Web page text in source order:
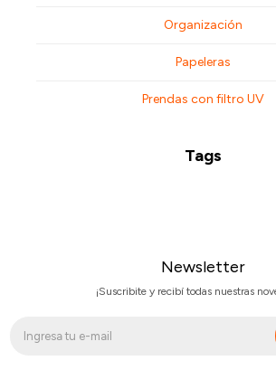
Organización
Papeleras
Prendas con filtro UV
Tags
Newsletter
¡Suscribite y recibí todas nuestras